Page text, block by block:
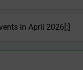
in April 2026[:]